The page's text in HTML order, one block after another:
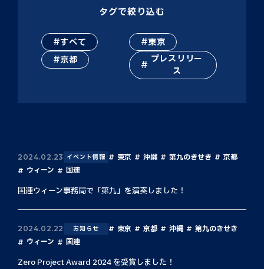
タグで絞り込む
すべて
東京
京都
プレスリリー
ス
2024.02.23 イベント情報 東京 沖縄 第九のきせき
京都
ウィーン
国連
国連ウィーン事務局で「第九」を演奏しました！
2024.02.22 お知らせ 東京 京都 沖縄
第九のきせき
ウィーン
国連
Zero Project Award 2024 を受賞しました！